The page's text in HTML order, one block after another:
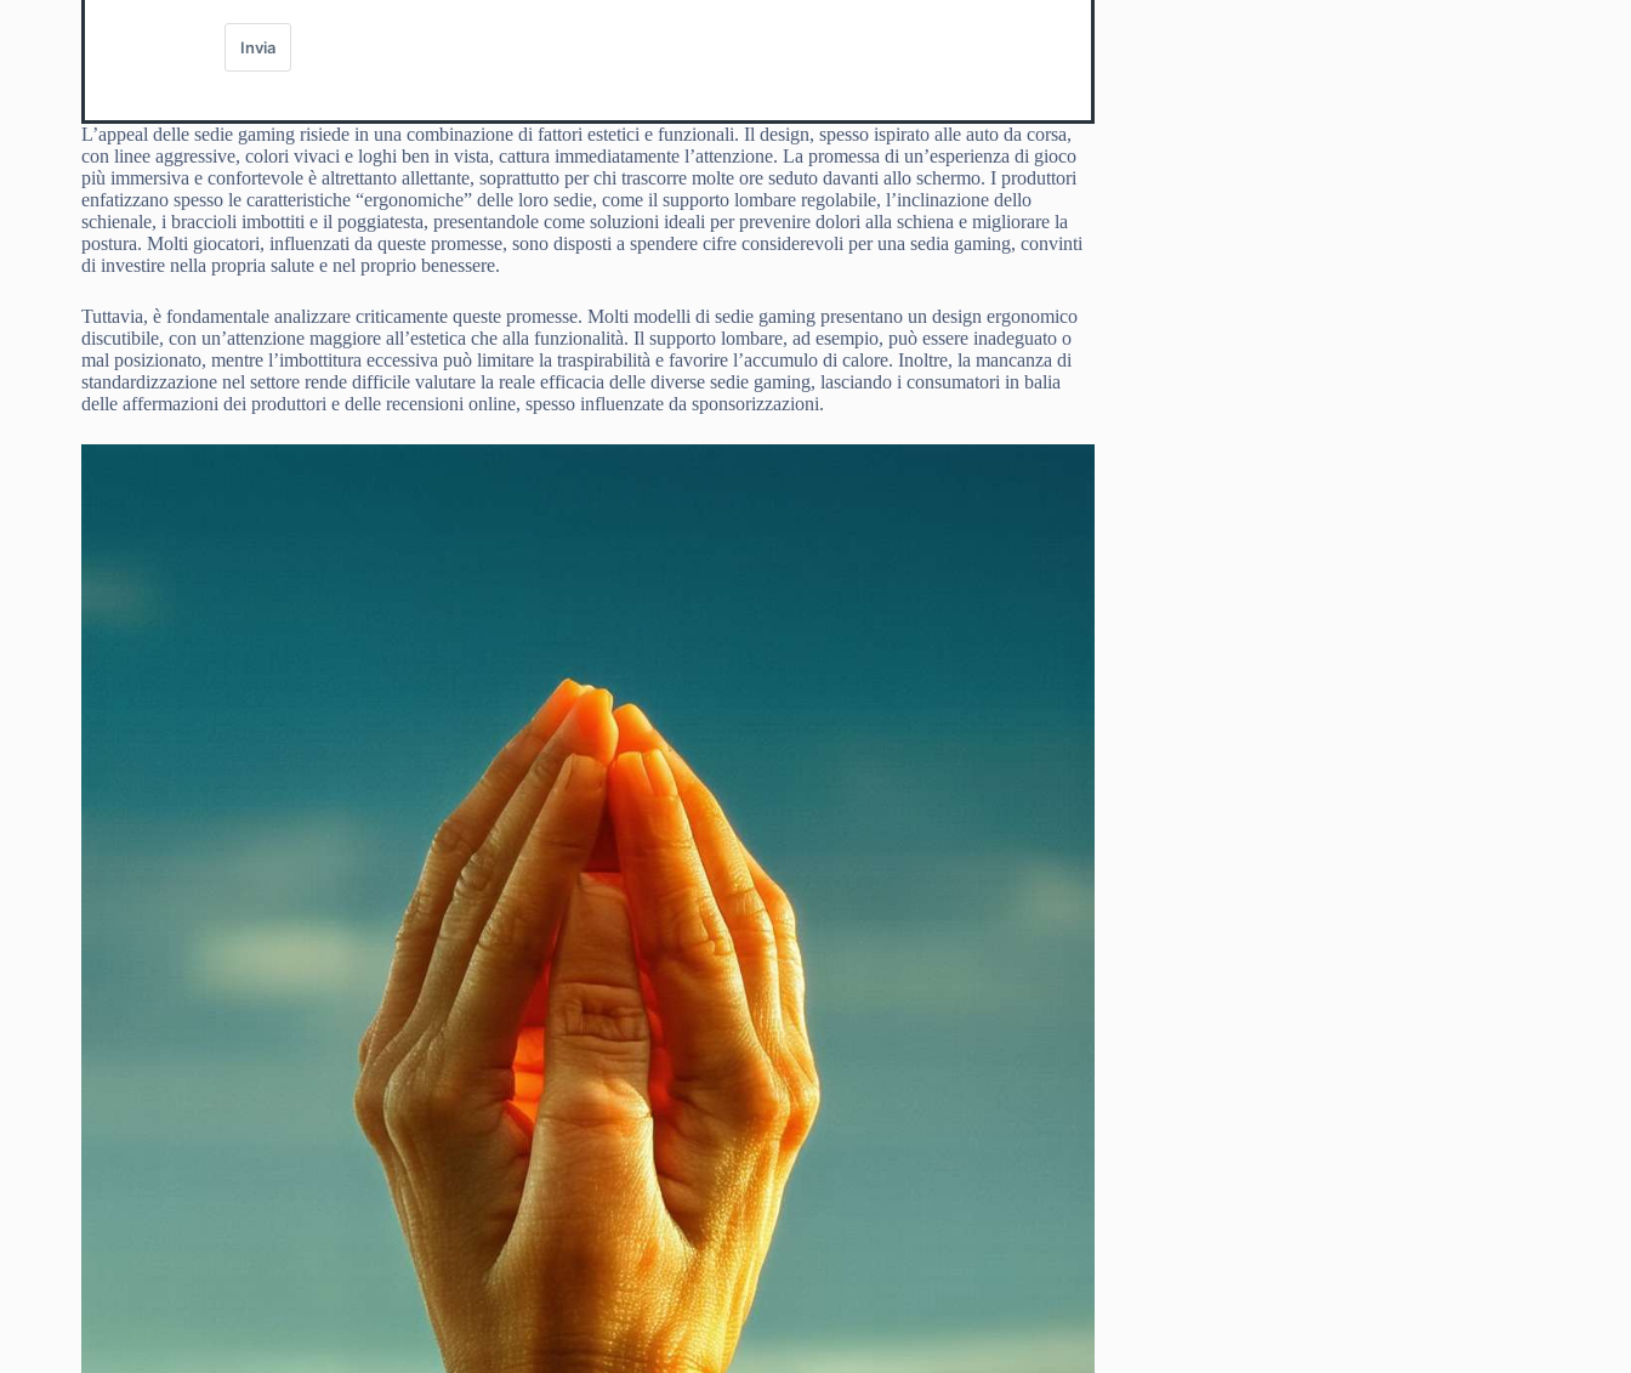
Invia
L’appeal delle sedie gaming risiede in una combinazione di fattori estetici e funzionali. Il design, spesso ispirato alle auto da corsa,
con linee aggressive, colori vivaci e loghi ben in vista, cattura immediatamente l’attenzione. La promessa di un’esperienza di gioco
più immersiva e confortevole è altrettanto allettante, soprattutto per chi trascorre molte ore seduto davanti allo schermo. I produttori
enfatizzano spesso le caratteristiche “ergonomiche” delle loro sedie, come il supporto lombare regolabile, l’inclinazione dello
schienale, i braccioli imbottiti e il poggiatesta, presentandole come soluzioni ideali per prevenire dolori alla schiena e migliorare la
postura. Molti giocatori, influenzati da queste promesse, sono disposti a spendere cifre considerevoli per una sedia gaming, convinti
di investire nella propria salute e nel proprio benessere.
Tuttavia, è fondamentale analizzare criticamente queste promesse. Molti modelli di sedie gaming presentano un design ergonomico
discutibile, con un’attenzione maggiore all’estetica che alla funzionalità. Il supporto lombare, ad esempio, può essere inadeguato o
mal posizionato, mentre l’imbottitura eccessiva può limitare la traspirabilità e favorire l’accumulo di calore. Inoltre, la mancanza di
standardizzazione nel settore rende difficile valutare la reale efficacia delle diverse sedie gaming, lasciando i consumatori in balia
delle affermazioni dei produttori e delle recensioni online, spesso influenzate da sponsorizzazioni.